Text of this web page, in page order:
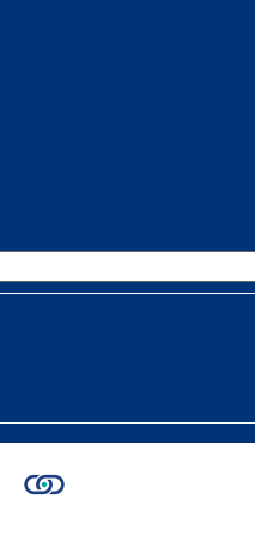
centre
À la suite
fédéral a
PARTAGER